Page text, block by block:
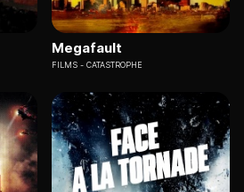
Megafault
FILMS CATASTROPHE